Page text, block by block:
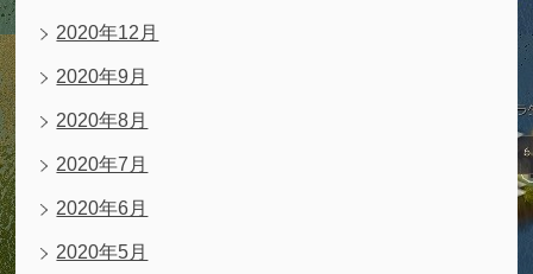
2020年12月
2020年9月
2020年8月
2020年7月
2020年6月
2020年5月